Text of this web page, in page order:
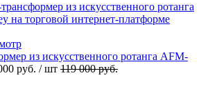
из искусственного ротанга AFM-
руб. / шт 119 000 руб.